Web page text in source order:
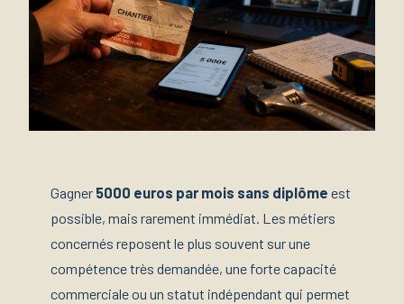
Gagner 5000 euros par mois sans diplôme est
possible, mais rarement immédiat. Les métiers
concernés reposent le plus souvent sur une
compétence très demandée, une forte capacité
commerciale ou un statut indépendant qui permet